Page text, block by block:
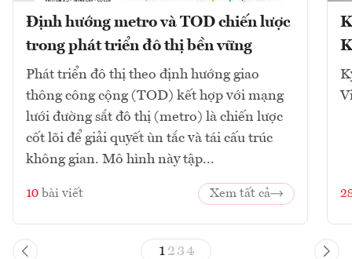
Định hướng metro và TOD chiến lược
trong phát triển đô thị bền vững
Phát triển đô thị theo định hướng giao
thông công cộng (TOD) kết hợp với mạng
lưới đường sắt đô thị (metro) là chiến lược
cốt lõi để giải quyết ùn tắc và tái cấu trúc
không gian. Mô hình này tập...
10 bài viết Xem tất cả
1 23 4